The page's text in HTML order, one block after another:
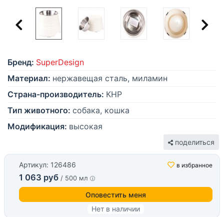
Бренд: SuperDesign
Материал: нержавещая сталь, миламин
Страна-производитель: КНР
Тип животного: собака, кошка
Модификация: высокая
поделиться
Артикул: 126486 в избранное
1 063 руб / 500 мл
Оповестить меня
Нет в наличии